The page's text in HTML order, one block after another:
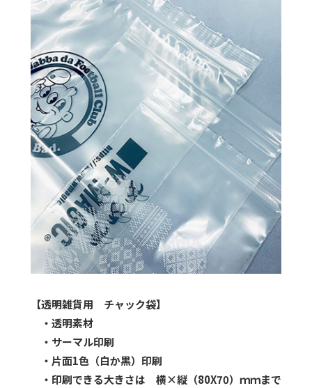
【透明雑貨用 チャック袋】
・透明素材
・サーマル印刷
・片面1色（白か黒）印刷
・印刷できる大きさは 横×縦（80X70）ｍｍまで